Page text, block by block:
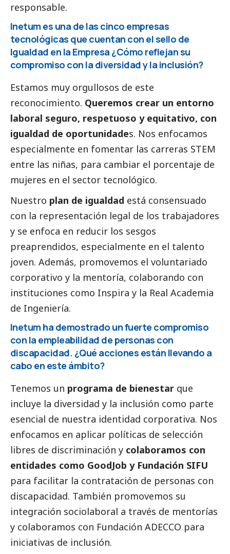
responsable.
Inetum es una de las cinco empresas
tecnológicas que cuentan con el sello de
Igualdad en la Empresa ¿Cómo reflejan su
compromiso con la diversidad y la inclusión?
Estamos muy orgullosos de este
reconocimiento. Queremos crear un entorno
laboral seguro, respetuoso y equitativo, con
igualdad de oportunidades. Nos enfocamos
especialmente en fomentar las carreras STEM
entre las niñas, para cambiar el porcentaje de
mujeres en el sector tecnológico.
Nuestro plan de igualdad está consensuado
con la representación legal de los trabajadores
y se enfoca en reducir los sesgos
preaprendidos, especialmente en el talento
joven. Además, promovemos el voluntariado
corporativo y la mentoría, colaborando con
instituciones como Inspira y la Real Academia
de Ingeniería.
Inetum ha demostrado un fuerte compromiso
con la empleabilidad de personas con
discapacidad. ¿Qué acciones están llevando a
cabo en este ámbito?
Tenemos un programa de bienestar que
incluye la diversidad y la inclusión como parte
esencial de nuestra identidad corporativa. Nos
enfocamos en aplicar políticas de selección
libres de discriminación y colaboramos con
entidades como GoodJob y Fundación SIFU
para facilitar la contratación de personas con
discapacidad. También promovemos su
integración sociolaboral a través de mentorías
y colaboramos con Fundación ADECCO para
iniciativas de inclusión.